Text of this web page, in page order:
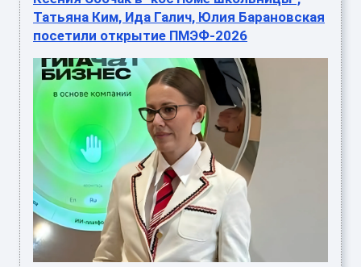
Татьяна Ким, Ида Галич, Юлия Барановская
посетили открытие ПМЭФ-2026